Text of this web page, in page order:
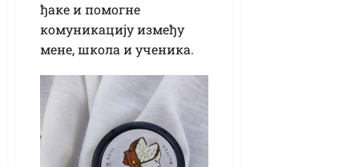
ђаке и помогне
комуникацију између
мене, школа и ученика.